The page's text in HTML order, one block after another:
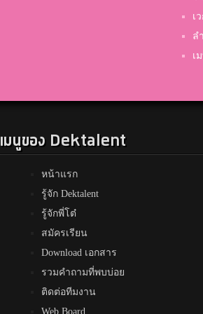
เ
ล
เ
เมนูของ Dektalent
หน้าแรก
รู้จัก Dektalent
รู้จักพี่โต๋
สมัครเรียน
Download เอกสาร
รวมคำถามที่พบบ่อย
ติดต่อทีมงาน
Web Board